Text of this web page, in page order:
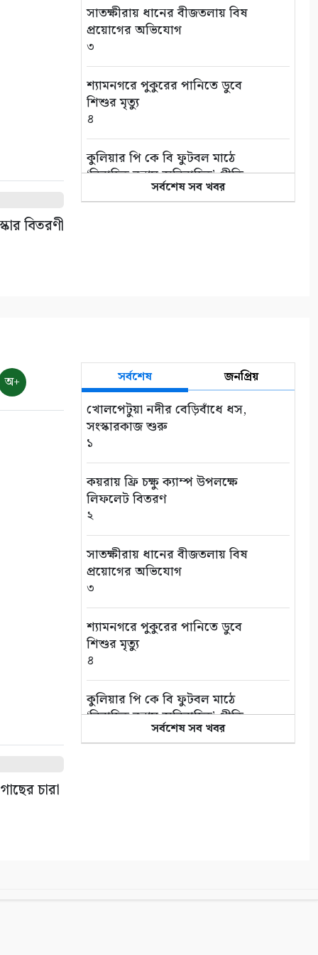
বিতরণী
সাতক্ষীরায় ধানের বীজতলায় বিষ
প্রয়োগের অভিযোগ
৩
শ্যামনগরে পুকুরের পানিতে ডুবে
শিশুর মৃত্যু
৪
কুলিয়ার পি কে বি ফুটবল মাঠে
‘বিবাহিত বনাম অবিবাহিত’ প্রীতি
৫
শ্রাবণের বর্ষা
মায়ার গভীরতা
৯
রাত শেষে দিন
১০
সর্বশেষ সব খবর
অ+
চারা
সর্বশেষ জনপ্রিয়
খোলপেটুয়া নদীর বেড়িবাঁধে ধস,
সংস্কারকাজ শুরু
১
কয়রায় ফ্রি চক্ষু ক্যাম্প উপলক্ষে
লিফলেট বিতরণ
২
সাতক্ষীরায় ধানের বীজতলায় বিষ
প্রয়োগের অভিযোগ
৩
শ্যামনগরে পুকুরের পানিতে ডুবে
শিশুর মৃত্যু
৪
কুলিয়ার পি কে বি ফুটবল মাঠে
‘বিবাহিত বনাম অবিবাহিত’ প্রীতি
৫
শ্রাবণের বর্ষা
সর্বশেষ সব খবর